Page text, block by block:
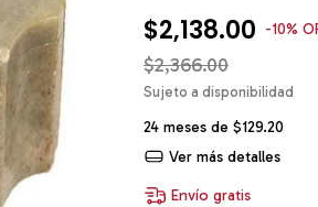
$2,138.00 -10%
$2,366.00
24 meses de $129.20
Ver más detalles
Envío gratis